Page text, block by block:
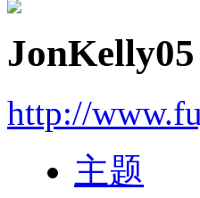
JonKelly05
http://
主题